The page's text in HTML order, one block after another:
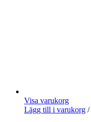
Visa varukorg
Lägg till i varukorg /